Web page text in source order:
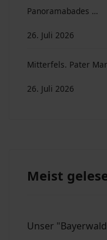
Panoramabades …
26. Juli 2026
Mitterfels. Pater
26. Juli 2026
Meist
Unser